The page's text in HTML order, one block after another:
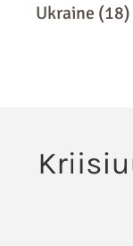
Ukraine (18)